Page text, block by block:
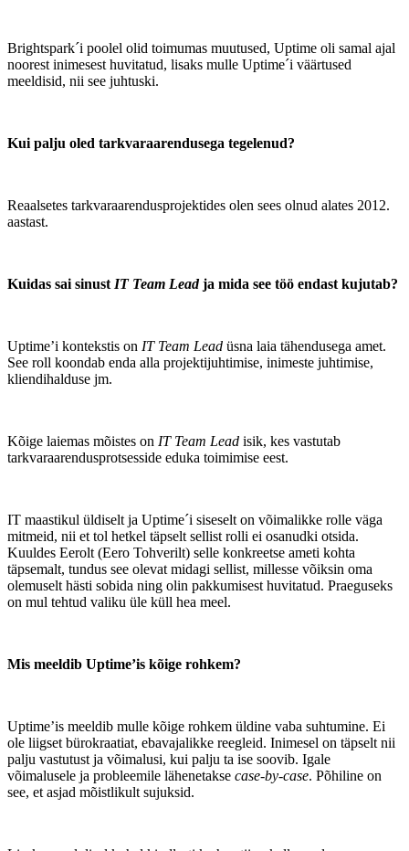
Brightspark´i poolel olid toimumas muutused, Uptime oli samal ajal
noorest inimesest huvitatud, lisaks mulle Uptime´i väärtused
meeldisid, nii see juhtuski.
Kui palju oled tarkvaraarendusega tegelenud?
Reaalsetes tarkvaraarendusprojektides olen sees olnud alates 2012.
aastast.
Kuidas sai sinust IT Team Leadja mida see töö endast kujutab?
Uptime’i kontekstis on IT Team Lead üsna laia tähendusega amet.
See roll koondab enda alla projektijuhtimise, inimeste juhtimise,
kliendihalduse jm.
Kõige laiemas mõistes on IT Team Lead isik, kes vastutab
tarkvaraarendusprotsesside eduka toimimise eest.
IT maastikul üldiselt ja Uptime´i siseselt on võimalikke rolle väga
mitmeid, nii et tol hetkel täpselt sellist rolli ei osanudki otsida.
Kuuldes Eerolt (Eero Tohverilt) selle konkreetse ameti kohta
täpsemalt, tundus see olevat midagi sellist, millesse võiksin oma
olemuselt hästi sobida ning olin pakkumisest huvitatud. Praeguseks
on mul tehtud valiku üle küll hea meel.
Mis meeldib Uptime’is kõige rohkem?
Uptime’is meeldib mulle kõige rohkem üldine vaba suhtumine. Ei
ole liigset bürokraatiat, ebavajalikke reegleid. Inimesel on täpselt nii
palju vastutust ja võimalusi, kui palju ta ise soovib. Igale
võimalusele ja probleemile lähenetakse case-by-case. Põhiline on
see, et asjad mõistlikult sujuksid.